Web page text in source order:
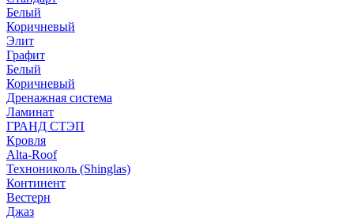
Белый
Коричневый
Элит
Графит
Белый
Коричневый
Дренажная система
Ламинат
ГРАНД СТЭП
Кровля
Alta-Roof
Технониколь (Shinglas)
Континент
Вестерн
Джаз